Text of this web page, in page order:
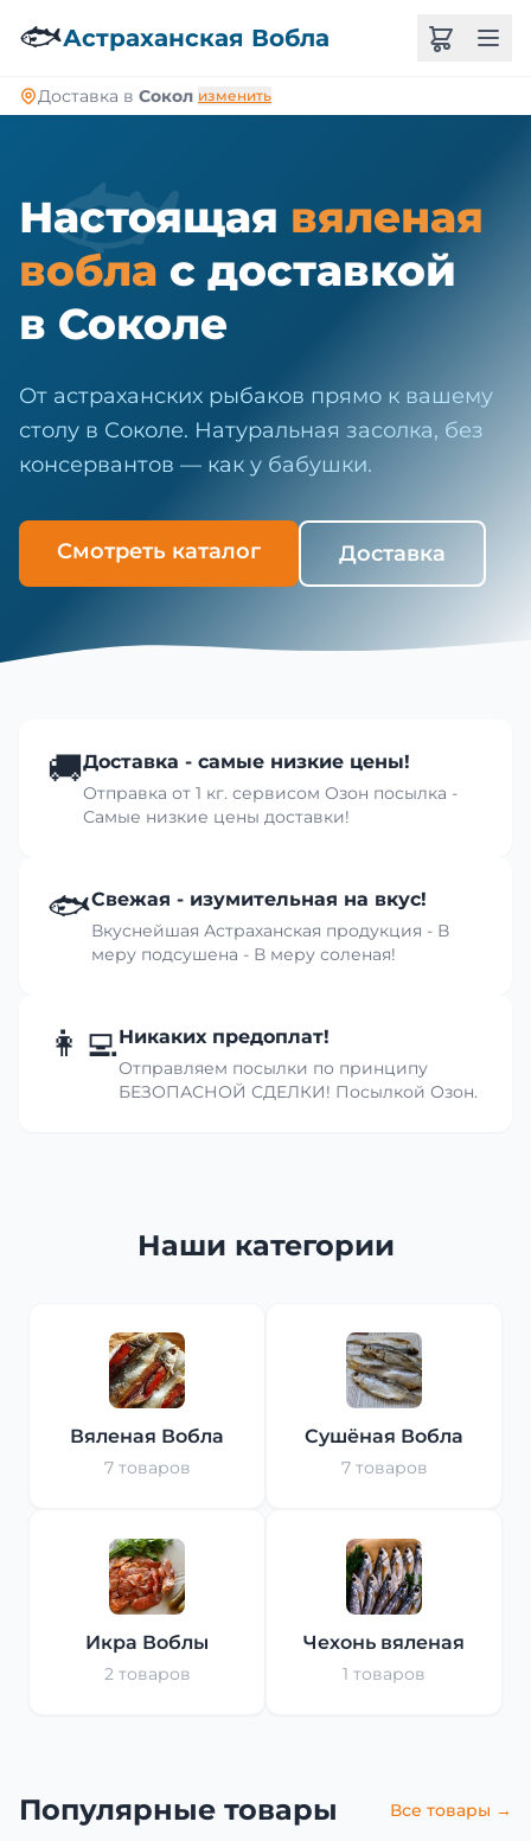
🐟Астраханская Вобла
Доставка в Сокол изменить
🐟
Настоящая вяленая
вобла с доставкой
в Соколе
От астраханских рыбаков прямо к вашему
столу в Соколе. Натуральная засолка, без
консервантов — как у бабушки.
Смотреть каталог Доставка
🚚Доставка - самые низкие цены!
Отправка от 1 кг. сервисом Озон посылка -
Самые низкие цены доставки!
🐟Свежая - изумительная на вкус!
Вкуснейшая Астраханская продукция - В
меру подсушена - В меру соленая!
👩‍💻Никаких предоплат!
Отправляем посылки по принципу
БЕЗОПАСНОЙ СДЕЛКИ! Посылкой Озон.
Наши категории
Вяленая Вобла
7 товаров
Сушёная Вобла
7 товаров
Икра Воблы
2 товаров
Чехонь вяленая
1 товаров
Популярные товары Все товары →